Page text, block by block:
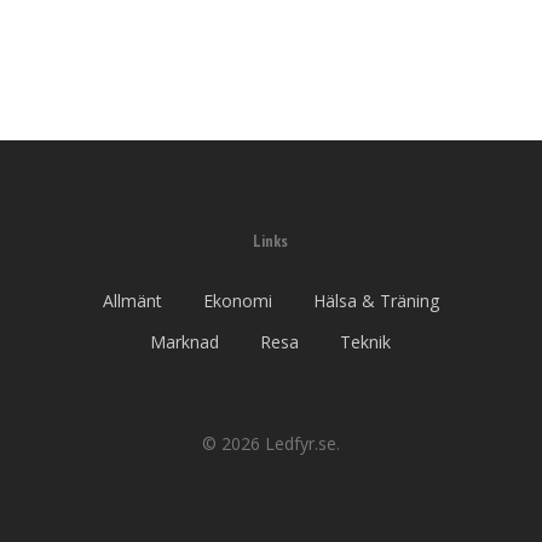
Links
Allmänt Ekonomi
Hälsa & Träning
Marknad
Resa Teknik
© 2026 Ledfyr.se.